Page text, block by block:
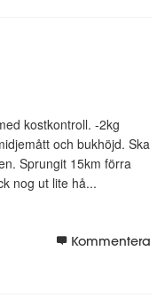
kostkontroll. -2kg
och bukhöjd. Ska
Sprungit 15km förra
nog ut lite hå...
Kommentera